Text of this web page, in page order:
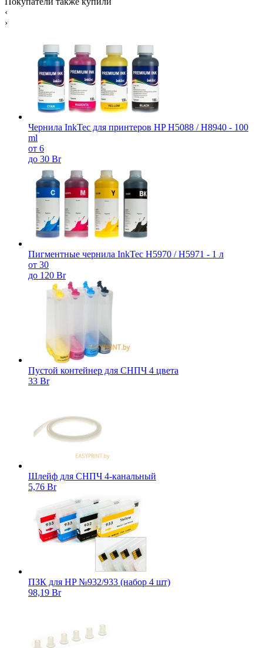
‹
›
Чернила InkTec для принтеров HP H5088 / H8940 - 100
ml
от 6
до 30 Br
Пигментные чернила InkTec H5970 / H5971 - 1 л
от 30
до 120 Br
Пустой контейнер для СНПЧ 4 цвета
33 Br
Шлейф для СНПЧ 4-канальный
5,76 Br
ПЗК для HP №932/933 (набор 4 шт)
98,19 Br